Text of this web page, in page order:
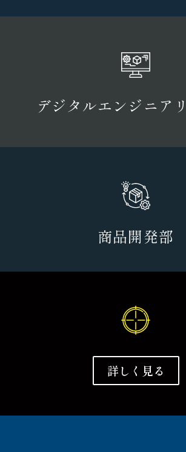
デジタルエンジニア
商品開発部
詳しく見る